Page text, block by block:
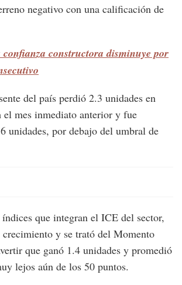
negativo con una calificación de
constructora disminuye por
del país perdió 2.3 unidades en
el mes inmediato anterior y fue
unidades, por debajo del umbral de
que integran el ICE del sector,
y se trató del Momento
que ganó 1.4 unidades y promedió
lejos aún de los 50 puntos.